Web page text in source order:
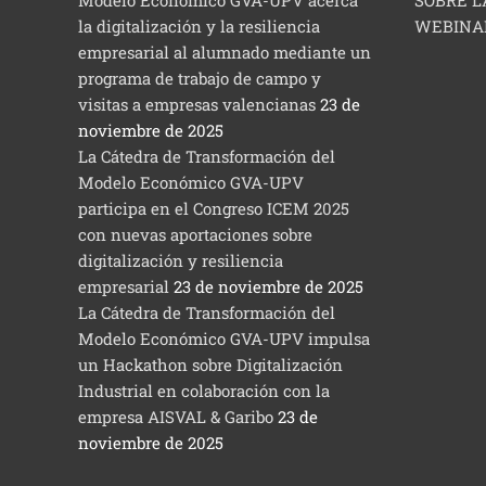
la digitalización y la resiliencia
empresarial al alumnado mediante un
programa de trabajo de campo y
visitas a empresas valencianas 23 de
noviembre de 2025
La Cátedra de Transformación del
Modelo Económico GVA-UPV
participa en el Congreso ICEM 2025
con nuevas aportaciones sobre
digitalización y resiliencia
empresarial 23 de noviembre de 2025
La Cátedra de Transformación del
Modelo Económico GVA-UPV impulsa
un Hackathon sobre Digitalización
Industrial en colaboración con la
empresa AISVAL & Garibo 23 de
noviembre de 2025